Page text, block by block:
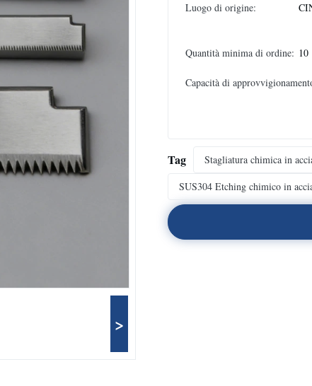
>
Luogo di origine:
Quantità minima di ordine: 10
Capacità di
Tag
Stagliatura chimica in
SUS304 Etching chimico in